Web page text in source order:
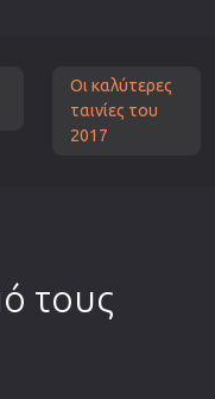
Οι καλύτερες
ταινίες του
2017
τους